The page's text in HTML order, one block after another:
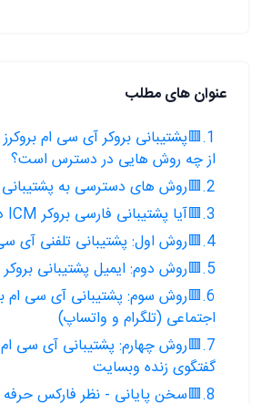
عنوان های مطلب
از چه روش هایی در دسترس است؟
2.🟥روش های دسترسی به پشتیبانی بروکر ICM
3.🟥آیا پشتیبانی فارسی بروکر ICM در دسترس است؟
4.🟥روش اول: پشتیبانی تلفنی آی سی ام بروکرز
5.🟥روش دوم: ایمیل پشتیبانی بروکر ICM Brokers
6.🟥روش سوم: پشتیبانی آی سی ام
اجتماعی (تلگرام و واتساپ)
7.🟥روش چهارم: پشتیبانی آی سی
گفتگوی زنده وبسایت
8.🟥سخن پایانی - نظر فارکس